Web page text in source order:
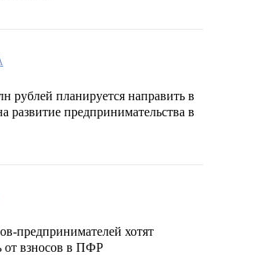
рублей планируется направить в
развитие предпринимательства в
предпринимателей хотят
от взносов в ПФР